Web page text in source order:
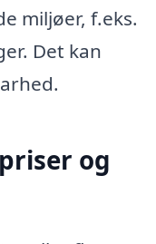
miljøer, f.eks.
Det kan
og